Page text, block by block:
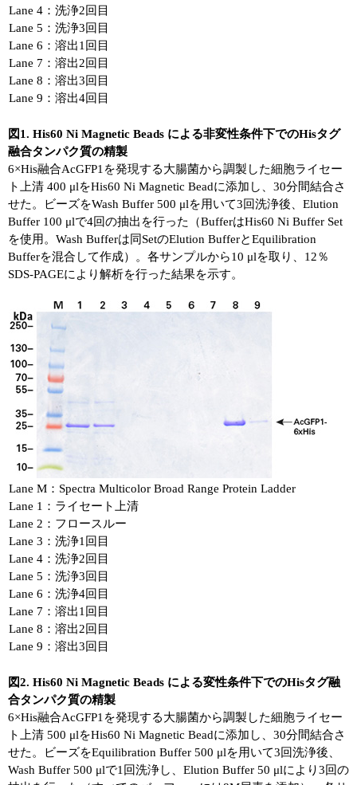
Lane 4：洗浄2回目
Lane 5：洗浄3回目
Lane 6：溶出1回目
Lane 7：溶出2回目
Lane 8：溶出3回目
Lane 9：溶出4回目
図1. His60 Ni Magnetic Beads による非変性条件下でのHisタグ
融合タンパク質の精製
6×His融合AcGFP1を発現する大腸菌から調製した細胞ライセー
ト上清 400 μlをHis60 Ni Magnetic Beadに添加し、30分間結合さ
せた。ビーズをWash Buffer 500 μlを用いて3回洗浄後、Elution
Buffer 100 μlで4回の抽出を行った（BufferはHis60 Ni Buffer Set
を使用。Wash Bufferは同SetのElution BufferとEquilibration
Bufferを混合して作成）。各サンプルから10 μlを取り、12％
SDS-PAGEにより解析を行った結果を示す。
Lane M：Spectra Multicolor Broad Range Protein Ladder
Lane 1：ライセート上清
Lane 2：フロースルー
Lane 3：洗浄1回目
Lane 4：洗浄2回目
Lane 5：洗浄3回目
Lane 6：洗浄4回目
Lane 7：溶出1回目
Lane 8：溶出2回目
Lane 9：溶出3回目
図2. His60 Ni Magnetic Beads による変性条件下でのHisタグ融
合タンパク質の精製
6×His融合AcGFP1を発現する大腸菌から調製した細胞ライセー
ト上清 500 μlをHis60 Ni Magnetic Beadに添加し、30分間結合さ
せた。ビーズをEquilibration Buffer 500 μlを用いて3回洗浄後、
Wash Buffer 500 μlで1回洗浄し、Elution Buffer 50 μlにより3回の